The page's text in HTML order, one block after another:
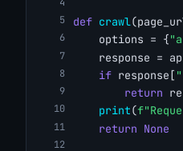
def crawl
    options = {
response =
if response[
return
print(
return None